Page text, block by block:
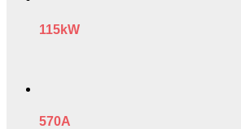
115kW
570A